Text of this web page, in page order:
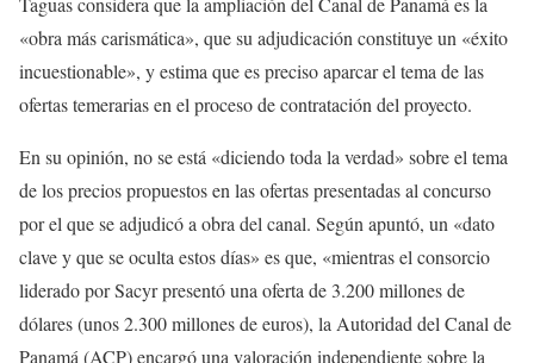
«obra más carismática», que su adjudicación constituye un «éxito
incuestionable», y estima que es preciso aparcar el tema de las
ofertas temerarias en el proceso de contratación del proyecto.
En su opinión, no se está «diciendo toda la verdad» sobre el tema
de los precios propuestos en las ofertas presentadas al concurso
por el que se adjudicó a obra del canal. Según apuntó, un «dato
clave y que se oculta estos días» es que, «mientras el consorcio
liderado por Sacyr presentó una oferta de 3.200 millones de
dólares (unos 2.300 millones de euros), la Autoridad del Canal de
Panamá (ACP) encargó una valoración independiente sobre la